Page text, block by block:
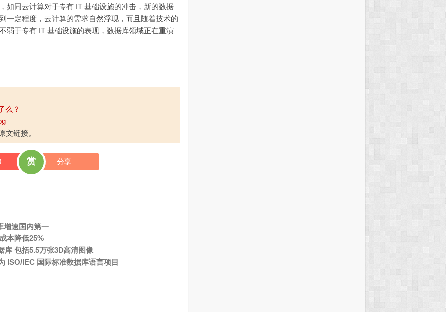
同云计算对于专有 IT 基础设施的冲击，新的数据
一定程度，云计算的需求自然浮现，而且随着技术的
弱于专有 IT 基础设施的表现，数据库领域正在重演
么？
文链接。
赏 分享
增速国内第一
本降低25%
库 包括5.5万张3D高清图像
ISO/IEC 国际标准数据库语言项目